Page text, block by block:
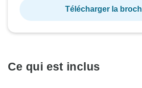
Télécharger la
Ce qui est inclus